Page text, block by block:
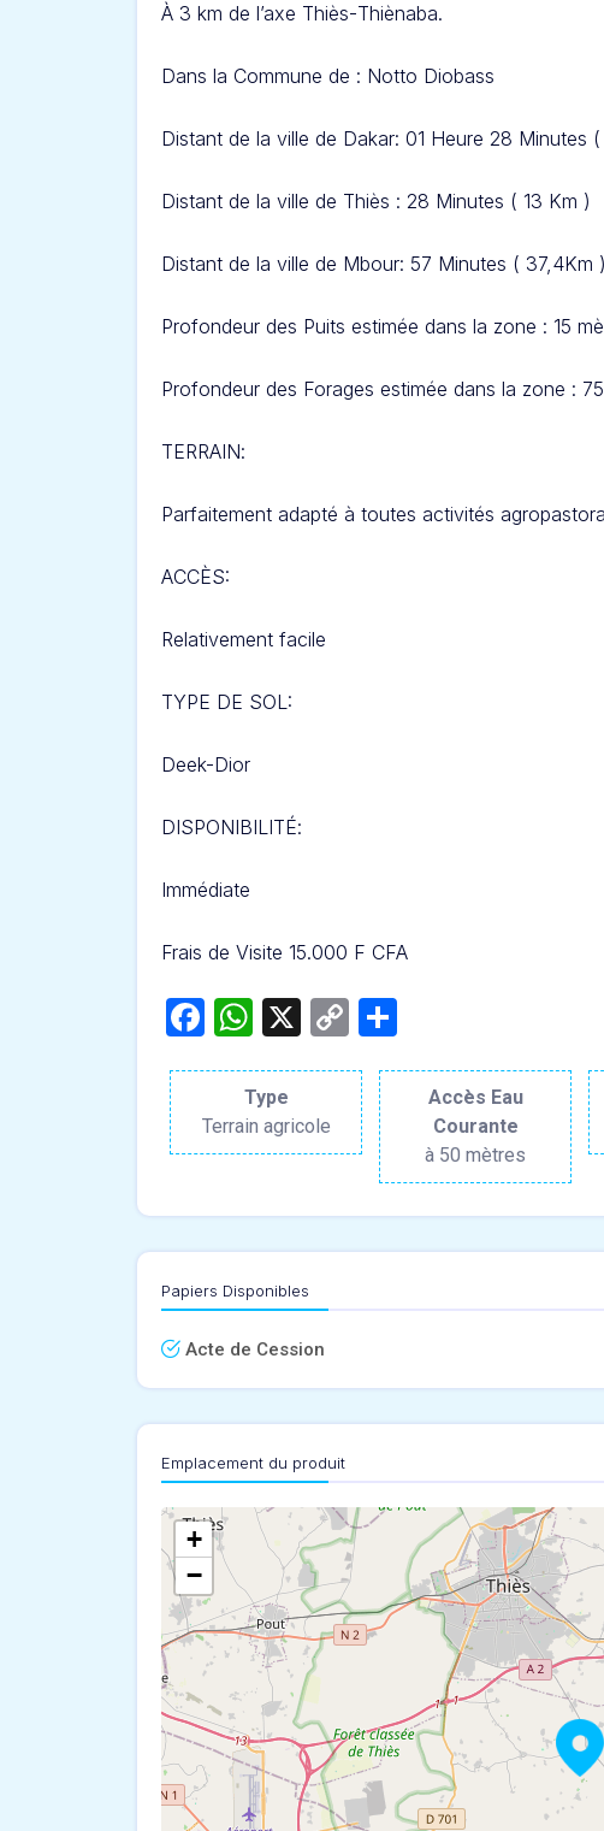
À 3 km de l’axe Thiès-Thiènaba.
Dans la Commune de : Notto Diobass
Distant de la ville de Dakar: 01 Heure 28 Minutes
Distant de la ville de Thiès : 28 Minutes ( 13 Km )
Distant de la ville de Mbour: 57 Minutes ( 37,4Km )
Profondeur des Puits estimée dans la zone : 15
Profondeur des Forages estimée dans la zone :
TERRAIN:
Parfaitement adapté à toutes activités
ACCÈS:
Relativement facile
TYPE DE SOL:
Deek-Dior
DISPONIBILITÉ:
Immédiate
Frais de Visite 15.000 F CFA
Facebook
WhatsApp
X
Copy
Type
Terrain agricole
Accès Eau
Courante
à 50 mètres
Papiers Disponibles
Acte de Cession
Emplacement du produit
+
−